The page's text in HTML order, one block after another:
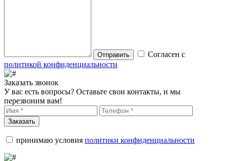
Отправить
Согласен с
политикой конфиденциальности
Заказать звонок
У вас есть вопросы? Оставьте свои контакты, и мы
перезвоним вам!
Заказать
принимаю условия политики конфиденциальности